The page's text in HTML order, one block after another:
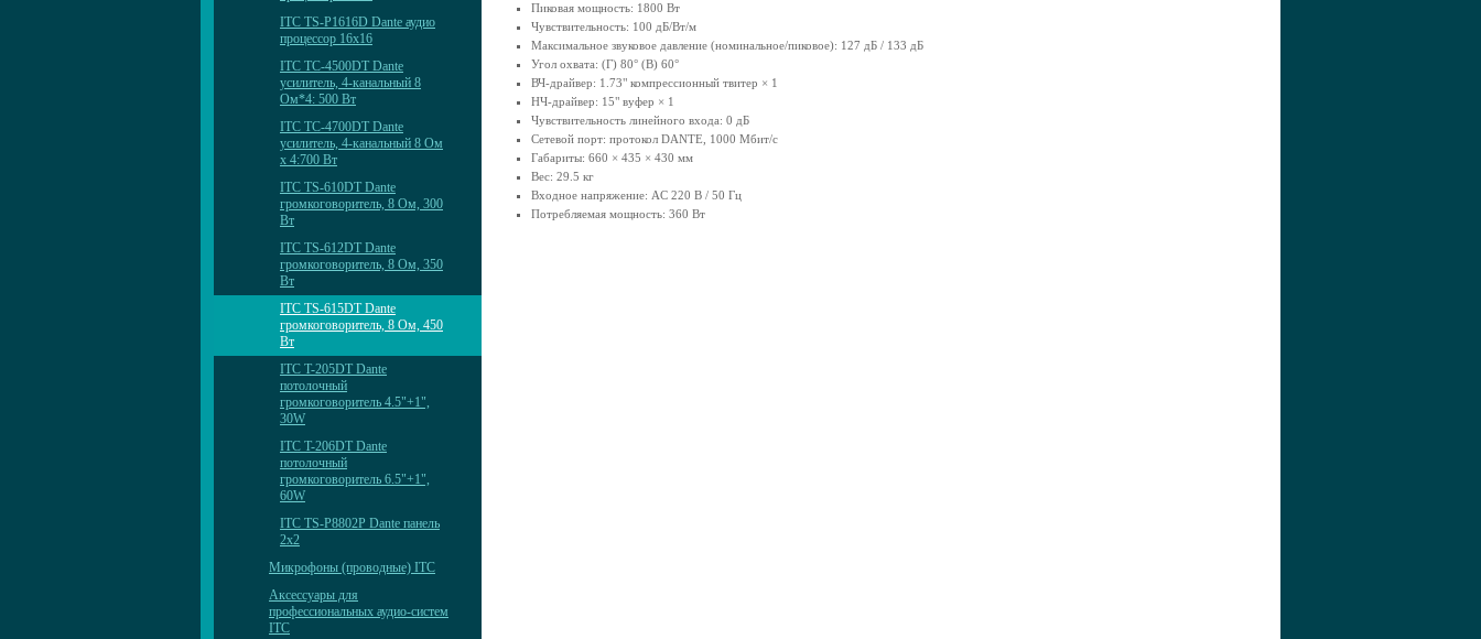
ITC TS-P1616D Dante аудио
процессор 16х16
ITC TC-4500DT Dante
усилитель, 4-канальный 8
Ом*4: 500 Вт
ITC TC-4700DT Dante
усилитель, 4-канальный 8 Ом
x 4:700 Вт
ITC TS-610DT Dante
громкоговоритель, 8 Ом, 300
Вт
ITC TS-612DT Dante
громкоговоритель, 8 Ом, 350
Вт
ITC TS-615DT Dante
громкоговоритель, 8 Ом, 450
Вт
ITC T-205DT Dante
потолочный
громкоговоритель 4.5"+1",
30W
ITC T-206DT Dante
потолочный
громкоговоритель 6.5"+1",
60W
ITC TS-P8802P Dante панель
2х2
Микрофоны (проводные) ITC
Аксессуары для
профессиональных аудио-систем
ITC
Пиковая мощность: 1800 Вт
Чувствительность: 100 дБ/Вт/м
Максимальное звуковое давление (номинальное/пиковое): 127 дБ / 133 дБ
Угол охвата: (Г) 80° (В) 60°
ВЧ-драйвер: 1.73" компрессионный твитер × 1
НЧ-драйвер: 15" вуфер × 1
Чувствительность линейного входа: 0 дБ
Сетевой порт: протокол DANTE, 1000 Мбит/с
Габариты: 660 × 435 × 430 мм
Вес: 29.5 кг
Входное напряжение: AC 220 В / 50 Гц
Потребляемая мощность: 360 Вт